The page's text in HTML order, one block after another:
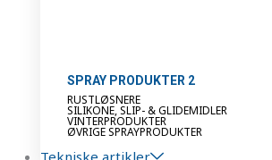
SPRAY PRODUKTER 2
RUSTLØSNERE
SILIKONE, SLIP- & GLIDEMIDLER
VINTERPRODUKTER
ØVRIGE SPRAYPRODUKTER
Tekniske artikler